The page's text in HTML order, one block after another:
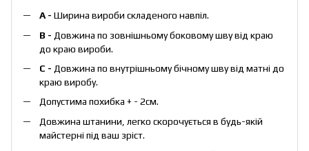
А - Ширина вироби складеного навпіл.
B - Довжина по зовнішньому боковому шву від краю
до краю вироби.
С - Довжина по внутрішньому бічному шву від матні до
краю виробу.
Допустима похибка + - 2см.
Довжина штанини, легко скорочується в будь-якій
майстерні під ваш зріст.